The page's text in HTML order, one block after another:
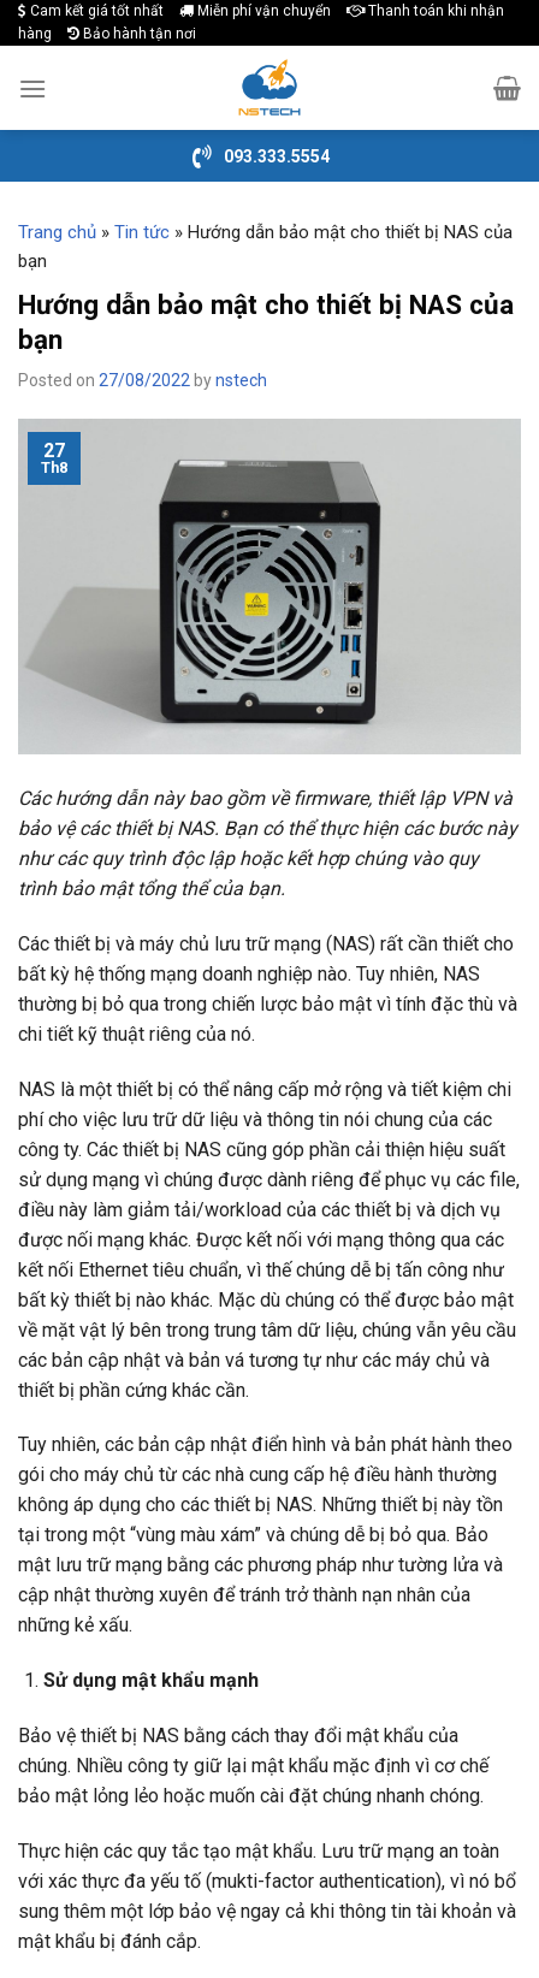
Skip
to
content
Cam kết giá tốt nhất Miễn phí vận chuyển
Thanh toán khi nhận
hàng
Bảo hành tận nơi
093.333.5554
Trang chủ » Tin tức » Hướng dẫn bảo mật cho thiết bị NAS của
bạn
Hướng dẫn bảo mật cho thiết bị NAS của
bạn
Posted on 27/08/2022 bynstech
27
Th8
Các hướng dẫn này bao gồm về firmware, thiết lập VPN và
bảo vệ các thiết bịNAS. Bạn có thể thực hiện các bước này
như các quy trình độc lập hoặc kết hợp chúng vào quy
trình bảo mật tổng thể của bạn.
Các thiết bị và máy chủ lưu trữ mạng (NAS) rất cần thiết cho
bất kỳ hệ thống mạng doanh nghiệp nào. Tuy nhiên, NAS
thường bị bỏ qua trong chiến lược bảo mật vì tính đặc thù và
chi tiết kỹ thuật riêng của nó.
NAS là một thiết bị có thể nâng cấp mở rộng và tiết kiệm chi
phí cho việc lưu trữ dữ liệu và thông tin nói chung của các
công ty. Các thiết bị NAS cũng góp phần cải thiện hiệu suất
sử dụng mạng vì chúng được dành riêng để phục vụ các file,
điều này làm giảm tải/workload của các thiết bị và dịch vụ
được nối mạng khác. Được kết nối với mạng thông qua các
kết nối Ethernet tiêu chuẩn, vì thế chúng dễ bị tấn công như
bất kỳ thiết bị nào khác. Mặc dù chúng có thể được bảo mật
về mặt vật lý bên trong trung tâm dữ liệu, chúng vẫn yêu cầu
các bản cập nhật và bản vá tương tự như các máy chủ và
thiết bị phần cứng khác cần.
Tuy nhiên, các bản cập nhật điển hình và bản phát hành theo
gói cho máy chủ từ các nhà cung cấp hệ điều hành thường
không áp dụng cho các thiết bị NAS. Những thiết bị này tồn
tại trong một “vùng màu xám” và chúng dễ bị bỏ qua. Bảo
mật lưu trữ mạng bằng các phương pháp như tường lửa và
cập nhật thường xuyên để tránh trở thành nạn nhân của
những kẻ xấu.
Sử dụng mật khẩu mạnh
Bảo vệ thiết bị NAS bằng cách thay đổi mật khẩu của
chúng. Nhiều công ty giữ lại mật khẩu mặc định vì cơ chế
bảo mật lỏng lẻo hoặc muốn cài đặt chúng nhanh chóng.
Thực hiện các quy tắc tạo mật khẩu. Lưu trữ mạng an toàn
với xác thực đa yếu tố (mukti-factor authentication), vì nó bổ
sung thêm một lớp bảo vệ ngay cả khi thông tin tài khoản và
mật khẩu bị đánh cắp.